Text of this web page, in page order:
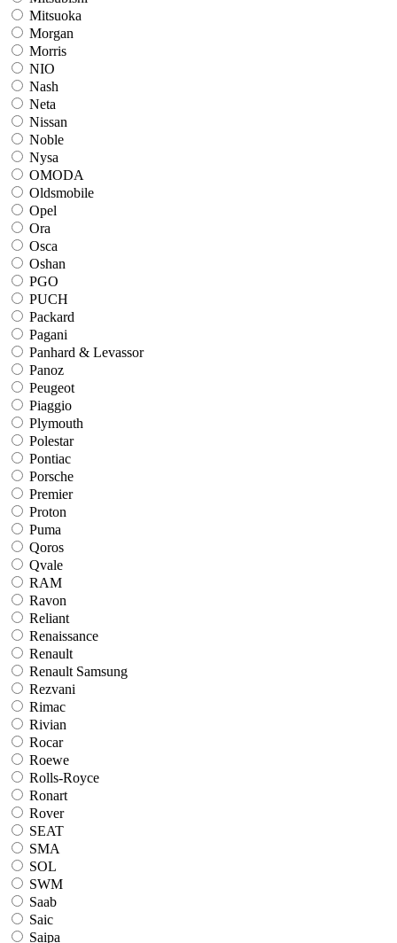
Mitsuoka
Morgan
Morris
NIO
Nash
Neta
Nissan
Noble
Nysa
OMODA
Oldsmobile
Opel
Ora
Osca
Oshan
PGO
PUCH
Packard
Pagani
Panhard & Levassor
Panoz
Peugeot
Piaggio
Plymouth
Polestar
Pontiac
Porsche
Premier
Proton
Puma
Qoros
Qvale
RAM
Ravon
Reliant
Renaissance
Renault
Renault Samsung
Rezvani
Rimac
Rivian
Rocar
Roewe
Rolls-Royce
Ronart
Rover
SEAT
SMA
SOL
SWM
Saab
Saic
Saipa